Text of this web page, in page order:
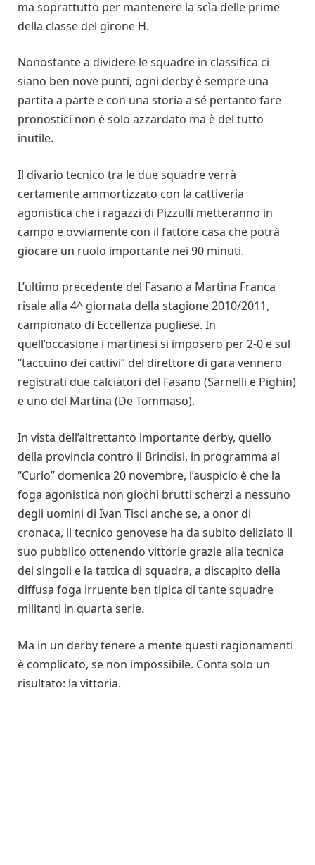
ma soprattutto per mantenere la scìa delle prime
della classe del girone H.
Nonostante a dividere le squadre in classifica ci
siano ben nove punti, ogni derby è sempre una
partita a parte e con una storia a sé pertanto fare
pronostici non è solo azzardato ma è del tutto
inutile.
Il divario tecnico tra le due squadre verrà
certamente ammortizzato con la cattiveria
agonistica che i ragazzi di Pizzulli metteranno in
campo e ovviamente con il fattore casa che potrà
giocare un ruolo importante nei 90 minuti.
L’ultimo precedente del Fasano a Martina Franca
risale alla 4^ giornata della stagione 2010/2011,
campionato di Eccellenza pugliese. In
quell’occasione i martinesi si imposero per 2-0 e sul
“taccuino dei cattivi” del direttore di gara vennero
registrati due calciatori del Fasano (Sarnelli e Pighin)
e uno del Martina (De Tommaso).
In vista dell’altrettanto importante derby, quello
della provincia contro il Brindisi, in programma al
“Curlo” domenica 20 novembre, l’auspicio è che la
foga agonistica non giochi brutti scherzi a nessuno
degli uomini di Ivan Tisci anche se, a onor di
cronaca, il tecnico genovese ha da subito deliziato il
suo pubblico ottenendo vittorie grazie alla tecnica
dei singoli e la tattica di squadra, a discapito della
diffusa foga irruente ben tipica di tante squadre
militanti in quarta serie.
Ma in un derby tenere a mente questi ragionamenti
è complicato, se non impossibile. Conta solo un
risultato: la vittoria.